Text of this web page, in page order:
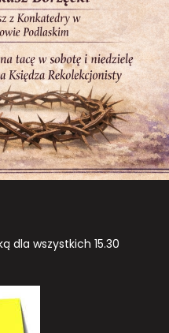
dla wszystkich 15.30